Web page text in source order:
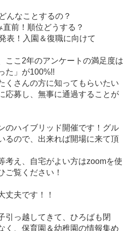
なことするの？
前！順位どうする？
！入園＆復職に向けて
ここ2年のアンケートの満足度は
た」が100%!!
くさんの方に知ってもらいたい
応募し、無事に通過することが
のハイブリッド開催です！グル
るので、出来れば開場に来て頂
考え、自宅がよい方はzoomを使
ご覧ください！
丈夫です！！
引っ越してきて、ひろばも閉
く、保育園＆幼稚園の情報集め